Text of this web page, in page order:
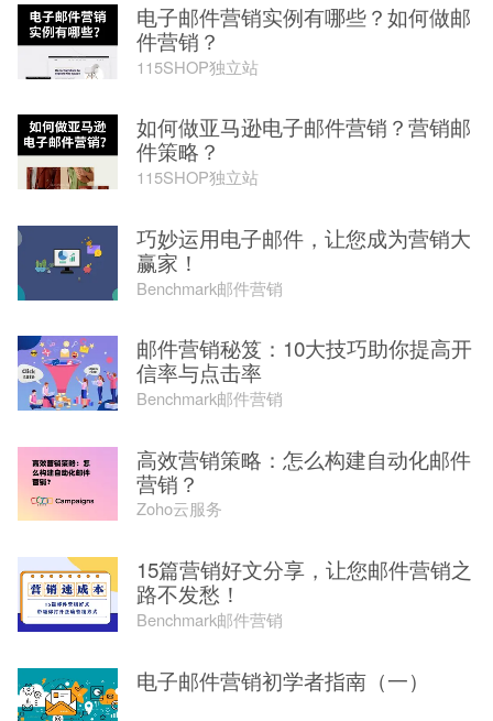
电子邮件营销实例有哪些？如何做邮
件营销？
115SHOP独立站
如何做亚马逊电子邮件营销？营销邮
件策略？
115SHOP独立站
巧妙运用电子邮件，让您成为营销大
赢家！
Benchmark邮件营销
邮件营销秘笈：10大技巧助你提高开
信率与点击率
Benchmark邮件营销
高效营销策略：怎么构建自动化邮件
营销？
Zoho云服务
15篇营销好文分享，让您邮件营销之
路不发愁！
Benchmark邮件营销
电子邮件营销初学者指南（一）